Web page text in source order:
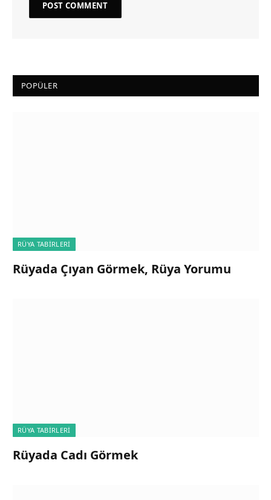
POPÜLER
RÜYA TABIRLERI
Rüyada Çıyan Görmek, Rüya Yorumu
RÜYA TABIRLERI
Rüyada Cadı Görmek